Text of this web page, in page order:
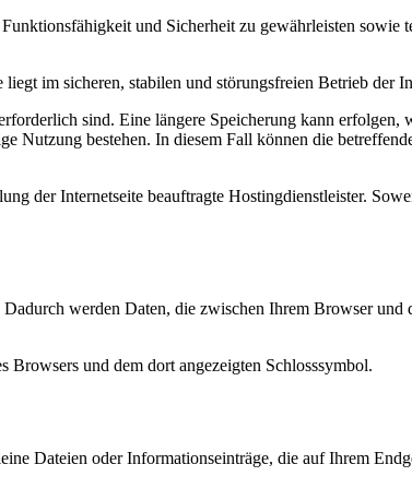
und Sicherheit zu gewährleisten sowie
im sicheren, stabilen und störungsfreien Betrieb der
sind. Eine längere Speicherung kann erfolgen,
Nutzung bestehen. In diesem Fall können die
der Internetseite beauftragte Hostingdienstleister.
werden Daten, die zwischen Ihrem Browser und
Browsers und dem dort angezeigten Schlosssymbol.
Dateien oder Informationseinträge, die auf Ihrem